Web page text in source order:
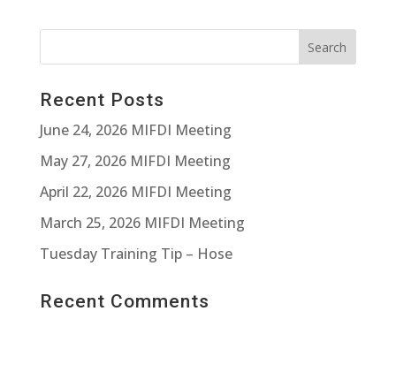
Recent Posts
June 24, 2026 MIFDI Meeting
May 27, 2026 MIFDI Meeting
April 22, 2026 MIFDI Meeting
March 25, 2026 MIFDI Meeting
Tuesday Training Tip – Hose
Recent Comments